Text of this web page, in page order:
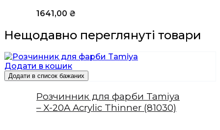
1641,00 ₴
Нещодавно переглянуті товари
Додати в кошик
Додати в список бажаних
Розчинник для фарби Tamiya
– X-20A Acrylic Thinner (81030)